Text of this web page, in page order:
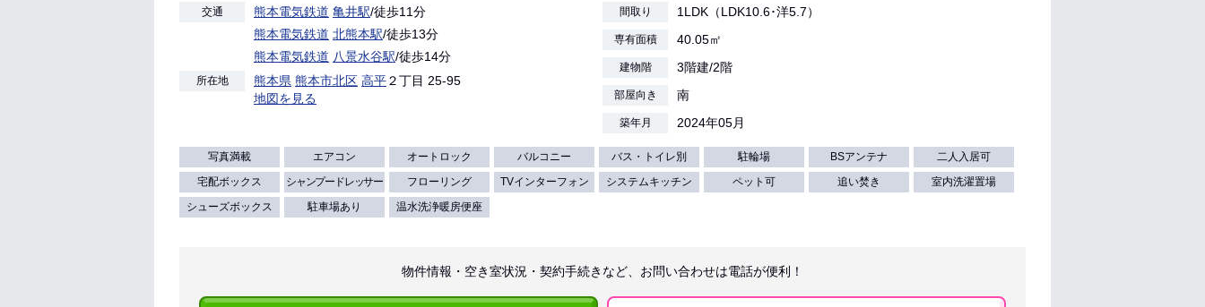
交通 熊本電気鉄道 亀井駅/徒歩11分
熊本電気鉄道 北熊本駅/徒歩13分
熊本電気鉄道 八景水谷駅/徒歩14分
所在地 熊本県 熊本市北区 高平２丁目 25-95
地図を見る
間取り 1LDK（LDK10.6･洋5.7）
専有面積 40.05㎡
建物階 3階建/2階
部屋向き 南
築年月 2024年05月
写真満載 エアコン オートロック バルコニー バス・トイレ別 駐輪場 BSアンテナ
二人入居可
宅配ボックス
シャンプードレッサー フローリング TVインターフォン システムキッチン ペット可 追い焚き
室内洗濯置場
シューズボックス
駐車場あり 温水洗浄暖房便座
物件情報・空き室状況・契約手続きなど、お問い合わせは電話が便利！